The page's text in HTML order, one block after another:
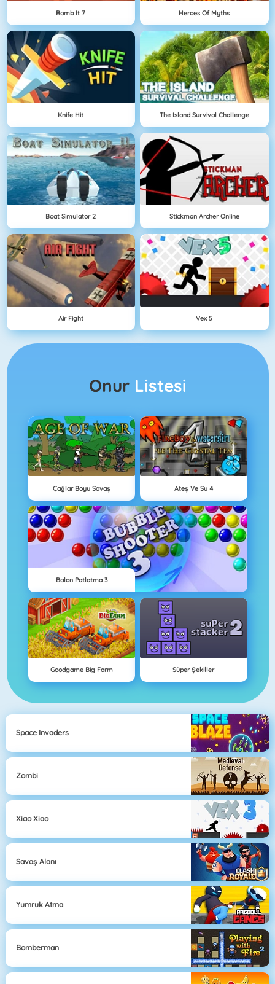
Bomb It 7 Heroes Of Myths
Knife Hit The Island Survival Challenge
Boat Simulator 2 Stickman Archer Online
Air Fight Vex 5
Onur Listesi
Çağlar Boyu Savaş Ateş Ve Su 4
Balon Patlatma 3
Goodgame Big Farm Süper Şekiller
Space Invaders
Zombi
Xiao Xiao
Savaş Alanı
Yumruk Atma
Bomberman